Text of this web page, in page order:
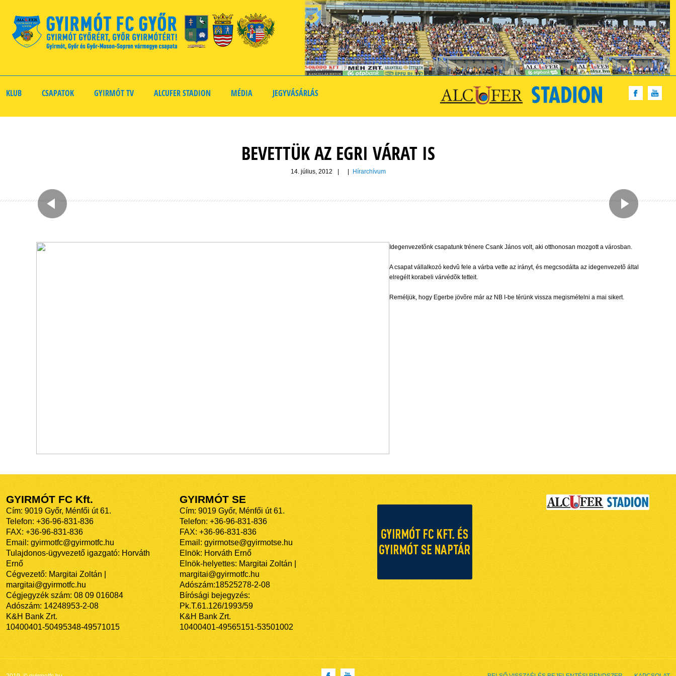
KLUB CSAPATOK GYIRMÓT TV ALCUFER STADION MÉDIA JEGYVÁSÁRLÁS
BEVETTÜK AZ EGRI VÁRAT IS
14. július, 2012 Hírarchívum
Idegenvezetõnk csapatunk trénere Csank János volt, aki otthonosan mozgott a városban.
A csapat vállalkozó kedvû fele a várba vette az irányt, és megcsodálta az idegenvezetõ által
elregélt korabeli várvédõk tetteit.
Reméljük, hogy Egerbe jövõre már az NB I-be térünk vissza megismételni a mai sikert.
GYIRMÓT FC Kft.
Cím: 9019 Győr, Ménfői út 61.
Telefon: +36-96-831-836
FAX: +36-96-831-836
Email: gyirmotfc@gyirmotfc.hu
Tulajdonos-ügyvezető igazgató: Horváth
Ernő
Cégvezető: Margitai Zoltán |
margitai@gyirmotfc.hu
Cégjegyzék szám: 08 09 016084
Adószám: 14248953-2-08
K&H Bank Zrt.
10400401-50495348-49571015
GYIRMÓT SE
Cím: 9019 Győr, Ménfői út 61.
Telefon: +36-96-831-836
FAX: +36-96-831-836
Email: gyirmotse@gyirmotse.hu
Elnök: Horváth Ernő
Elnök-helyettes: Margitai Zoltán |
margitai@gyirmotfc.hu
Adószám:18525278-2-08
Bírósági bejegyzés:
Pk.T.61.126/1993/59
K&H Bank Zrt.
10400401-49565151-53501002